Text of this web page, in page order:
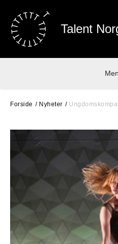
Talent
Forside Nyheter